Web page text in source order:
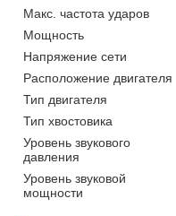
Макс. частота ударов
Мощность
Напряжение сети
Расположение двигателя
Тип двигателя
Тип хвостовика
Уровень звукового
давления
Уровень звуковой
мощности